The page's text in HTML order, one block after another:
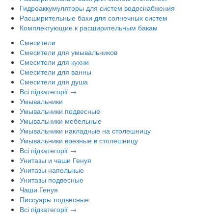
Гидроаккумуляторы для систем водоснабжения
Расширительные баки для солнечных систем
Комплектующие к расширительным бакам
Смесители
Смесители для умывальников
Смесители для кухни
Смесители для ванны
Смесители для душа
Всі підкатегорії →
Умывальники
Умывальники подвесные
Умывальники мебельные
Умывальники накладные на столешницу
Умывальники врезные в столешницу
Всі підкатегорії →
Унитазы и чаши Генуя
Унитазы напольные
Унитазы подвесные
Чаши Генуя
Писсуары подвесные
Всі підкатегорії →